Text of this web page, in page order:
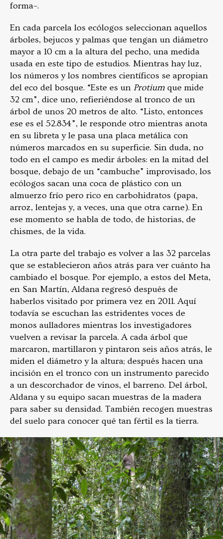
forma–.
En cada parcela los ecólogos seleccionan aquellos
árboles, bejucos y palmas que tengan un diámetro
mayor a 10 cm a la altura del pecho, una medida
usada en este tipo de estudios. Mientras hay luz,
los números y los nombres científicos se apropian
del eco del bosque. “Este es un Protium que mide
32 cm”, dice uno, refieriéndose al tronco de un
árbol de unos 20 metros de alto. “Listo, entonces
ese es el 52.834”, le responde otro mientras anota
en su libreta y le pasa una placa metálica con
números marcados en su superficie. Sin duda, no
todo en el campo es medir árboles: en la mitad del
bosque, debajo de un “cambuche” improvisado, los
ecólogos sacan una coca de plástico con un
almuerzo frío pero rico en carbohidratos (papa,
arroz, lentejas y, a veces, una que otra carne). En
ese momento se habla de todo, de historias, de
chismes, de la vida.
La otra parte del trabajo es volver a las 32 parcelas
que se establecieron años atrás para ver cuánto ha
cambiado el bosque. Por ejemplo, a estos del Meta,
en San Martín, Aldana regresó después de
haberlos visitado por primera vez en 2011. Aquí
todavía se escuchan las estridentes voces de
monos aulladores mientras los investigadores
vuelven a revisar la parcela. A cada árbol que
marcaron, martillaron y pintaron seis años atrás, le
miden el diámetro y la altura; después hacen una
incisión en el tronco con un instrumento parecido
a un descorchador de vinos, el barreno. Del árbol,
Aldana y su equipo sacan muestras de la madera
para saber su densidad. También recogen muestras
del suelo para conocer qué tan fértil es la tierra.